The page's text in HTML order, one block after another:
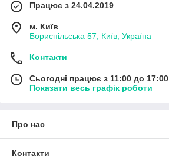
Працює з 24.04.2019
м. Київ
Бориспільська 57, Київ, Україна
Контакти
Сьогодні працює з 11:00 до 17:00
Показати весь графік роботи
Про нас
Контакти